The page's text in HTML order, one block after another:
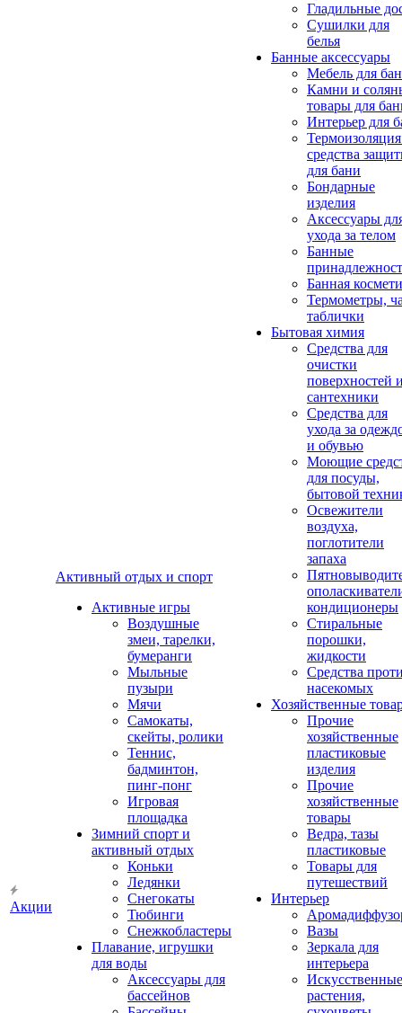
Акции
Активный отдых и спорт
Активные игры
Воздушные
змеи, тарелки,
бумеранги
Мыльные
пузыри
Мячи
Самокаты,
скейты, ролики
Теннис,
бадминтон,
пинг-понг
Игровая
площадка
Зимний спорт и
активный отдых
Коньки
Ледянки
Снегокаты
Тюбинги
Снежкобластеры
Плавание, игрушки
для воды
Аксессуары для
бассейнов
Гладильные
Сушилки для
белья
Банные аксессуары
Мебель для
Камни и
товары для
Интерьер для
средства
для бани
Бондарные
изделия
Аксеcсуары
ухода за телом
Банные
Банная
Термометры,
таблички
Бытовая химия
Средства для
очистки
поверхностей
сантехники
Средства для
ухода за
и обувью
Моющие
для посуды,
бытовой
Освежители
воздуха,
поглотители
запаха
кондиционеры
Стиральные
порошки,
жидкости
Средства
насекомых
Хозяйственные
Прочие
хозяйственные
пластиковые
изделия
Прочие
хозяйственные
товары
Ведра, тазы
пластиковые
Товары для
путешествий
Интерьер
Вазы
Зеркала для
интерьера
Искусственные
растения,